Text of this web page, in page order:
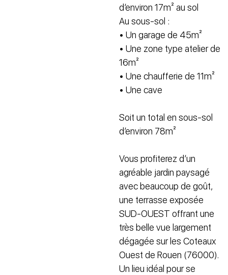
d’environ 17m² au sol
Au sous-sol :
• Un garage de 45m²
• Une zone type atelier de
16m²
• Une chaufferie de 11m²
• Une cave
Soit un total en sous-sol
d’environ 78m²
Vous profiterez d’un
agréable jardin paysagé
avec beaucoup de goût,
une terrasse exposée
SUD-OUEST offrant une
très belle vue largement
dégagée sur les Coteaux
Ouest de Rouen (76000).
Un lieu idéal pour se